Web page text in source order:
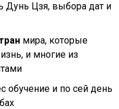
Дунь Цзя, выбора дат и
мира, которые
и многие из
обучение и по сей день